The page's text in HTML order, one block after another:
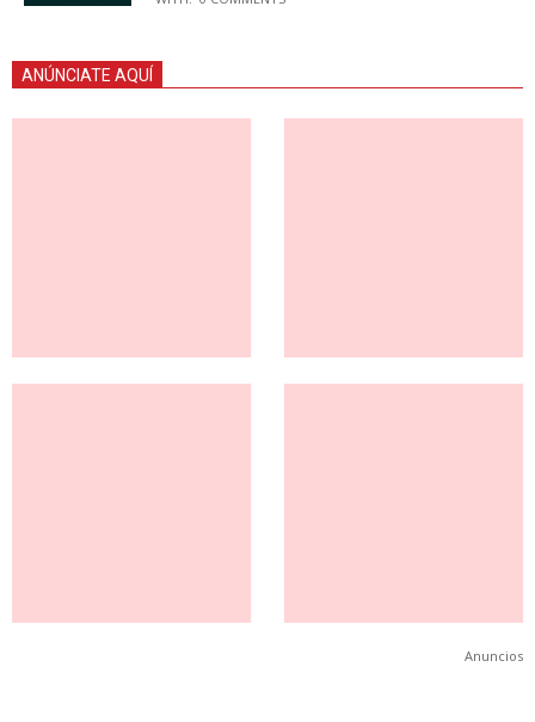
ANÚNCIATE AQUÍ
Anuncios